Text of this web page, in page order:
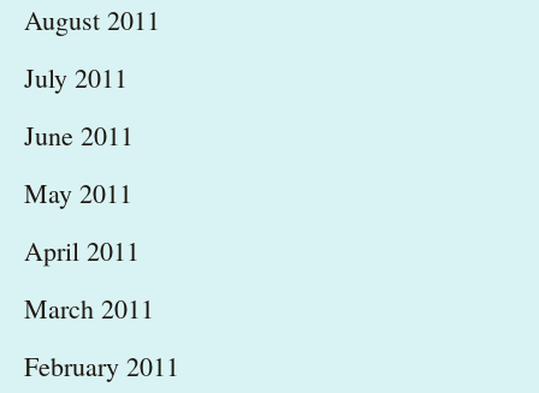
August 2011
July 2011
June 2011
May 2011
April 2011
March 2011
February 2011